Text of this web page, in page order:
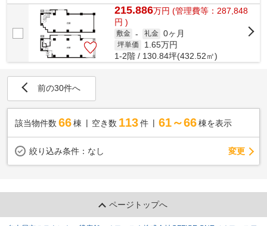
215.886万円 (管理費等：287,848
円 )
敷金 - 礼金 0ヶ月
坪単価 1.65万円
1-2階 / 130.84坪(432.52㎡)
前の30件へ
該当物件数 66棟 空き数 113 件 61～66 棟を表示
絞り込み条件： なし 変更
ページトップへ